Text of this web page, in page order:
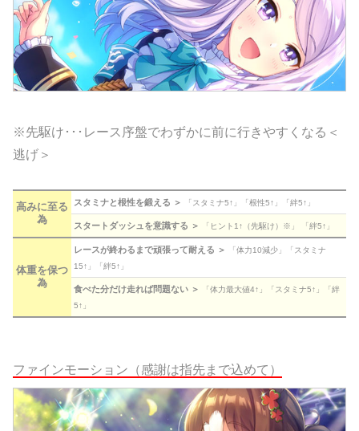
※先駆け･･･レース序盤でわずかに前に行きやすくなる＜
逃げ＞
高みに至る
為
スタミナと根性を鍛える ＞ 「スタミナ5↑」「根性5↑」「絆5↑」
スタートダッシュを意識する ＞ 「ヒント1↑（先駆け）※」 「絆5↑」
体重を保つ
為
レースが終わるまで頑張って耐える ＞
「体力10減少」「スタミナ
15↑」「絆5↑」
食べた分だけ走れば問題ない ＞
「体力最大値4↑」「スタミナ5↑」「絆
5↑」
ファインモーション（感謝は指先まで込めて）